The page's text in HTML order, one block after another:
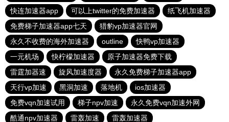
快连加速器app
可以上twitter的免费加速器
纸飞机加速器
免费梯子加速器app七天
猎豹vp加速器官网
永久不收费的海外加速器
outline
快鸭vp加速器
一元机场
快柠檬加速器
原子加速器免费下载
雷霆加器速
旋风加速度器
永久免费梯子加速器app
天行vp加速
黑洞加速 落地机
ios加速器
免费vqn加速试用
梯子npv加速
永久免费vqn加速外网
酷通npv加速器
雷轰加速 雷轰加速器